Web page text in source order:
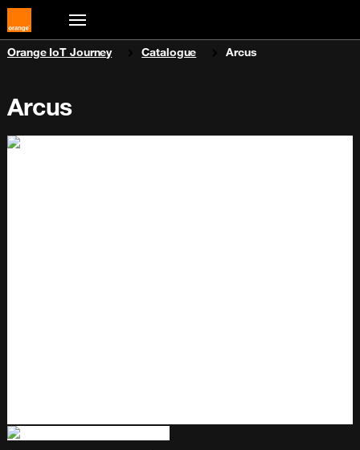
You are here:
Orange IoT Journey Catalogue Arcus
Arcus